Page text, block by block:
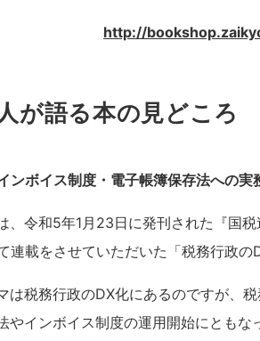
http://
が語る本の見どころ
ンボイス制度・電子帳簿保存法への実
、令和5年1月23日に発刊された『国
連載をさせていただいた「税務行政
は税務行政のDX化にあるのですが、
やインボイス制度の運用開始にとも